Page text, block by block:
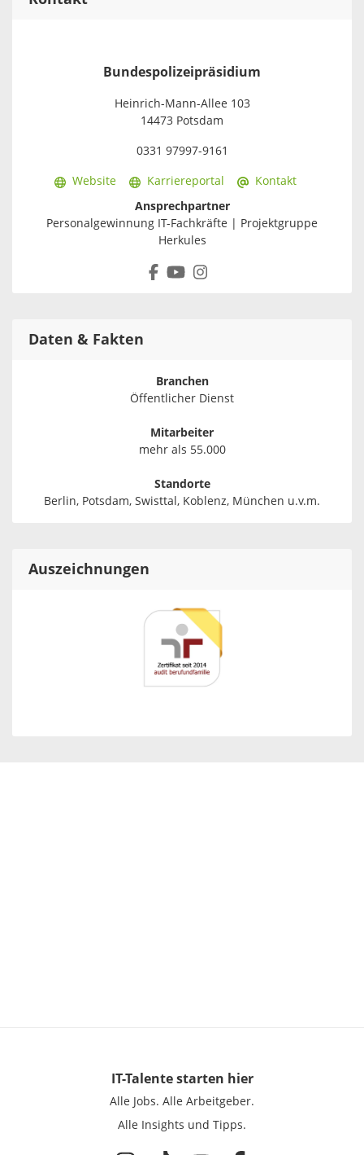
Bundespolizeipräsidium
Heinrich-Mann-Allee 103
14473 Potsdam
0331 97997-9161
Website Karriereportal
Kontakt
Ansprechpartner
Personalgewinnung IT-Fachkräfte | Projektgruppe
Herkules
Daten & Fakten
Branchen
Öffentlicher Dienst
Mitarbeiter
mehr als 55.000
Standorte
Berlin, Potsdam, Swisttal, Koblenz, München u.v.m.
Auszeichnungen
IT-Talentestarten hier
Alle Jobs. Alle Arbeitgeber.
Alle Insights und Tipps.